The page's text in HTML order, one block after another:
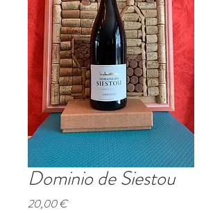
Dominio de Siestou
20,00 €Precio